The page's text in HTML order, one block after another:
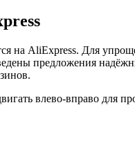
на AliExpress. Для
предложения
влево-вправо для